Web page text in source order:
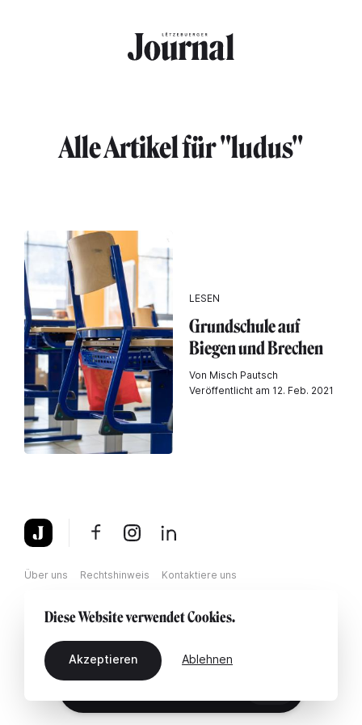
Alle Artikel für "ludus"
LESEN
Grundschule auf
Biegen und Brechen
Von Misch Pautsch
Veröffentlicht am 12. Feb. 2021
Über uns Rechtshinweis Kontaktiere uns
Diese Website verwendet Cookies.
Akzeptieren Ablehnen